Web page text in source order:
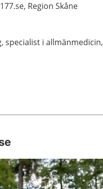
Region Skåne
specialist i allmänmedicin,